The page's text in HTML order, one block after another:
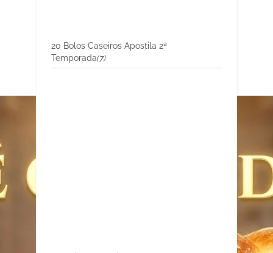
20 Bolos Caseiros Apostila 2ª
Temporada(7)